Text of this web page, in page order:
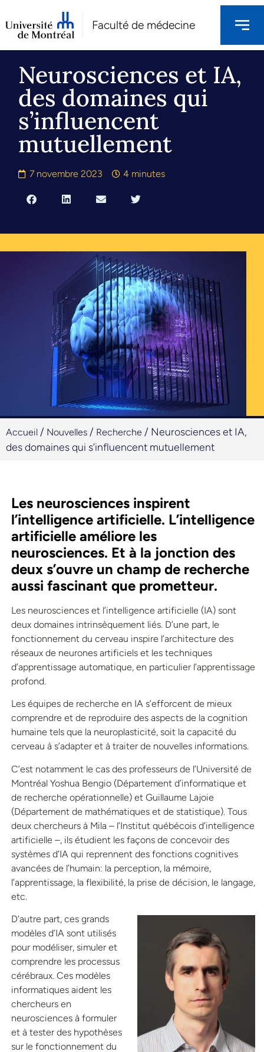
Faculté de médecine
Neurosciences et IA,
des domaines qui
s’influencent
mutuellement
7 novembre 2023 4 minutes
Accueil / Nouvelles / Recherche / Neurosciences et IA,
des domaines qui s’influencent mutuellement
Les neurosciences inspirent
l’intelligence artificielle. L’intelligence
artificielle améliore les
neurosciences. Et à la jonction des
deux s’ouvre un champ de recherche
aussi fascinant que prometteur.
Les neurosciences et l’intelligence artificielle (IA) sont
deux domaines intrinsèquement liés. D’une part, le
fonctionnement du cerveau inspire l’architecture des
réseaux de neurones artificiels et les techniques
d’apprentissage automatique, en particulier l’apprentissage
profond.
Les équipes de recherche en IA s’efforcent de mieux
comprendre et de reproduire des aspects de la cognition
humaine tels que la neuroplasticité, soit la capacité du
cerveau à s’adapter et à traiter de nouvelles informations.
C’est notamment le cas des professeurs de l’Université de
Montréal Yoshua Bengio (Département d’informatique et
de recherche opérationnelle) et Guillaume Lajoie
(Département de mathématiques et de statistique). Tous
deux chercheurs à Mila – l’Institut québécois d’intelligence
artificielle –, ils étudient les façons de concevoir des
systèmes d’IA qui reprennent des fonctions cognitives
avancées de l’humain: la perception, la mémoire,
l’apprentissage, la flexibilité, la prise de décision, le langage,
etc.
D’autre part, ces grands
modèles d’IA sont utilisés
pour modéliser, simuler et
comprendre les processus
cérébraux. Ces modèles
informatiques aident les
chercheurs en
neurosciences à formuler
et à tester des hypothèses
sur le fonctionnement du